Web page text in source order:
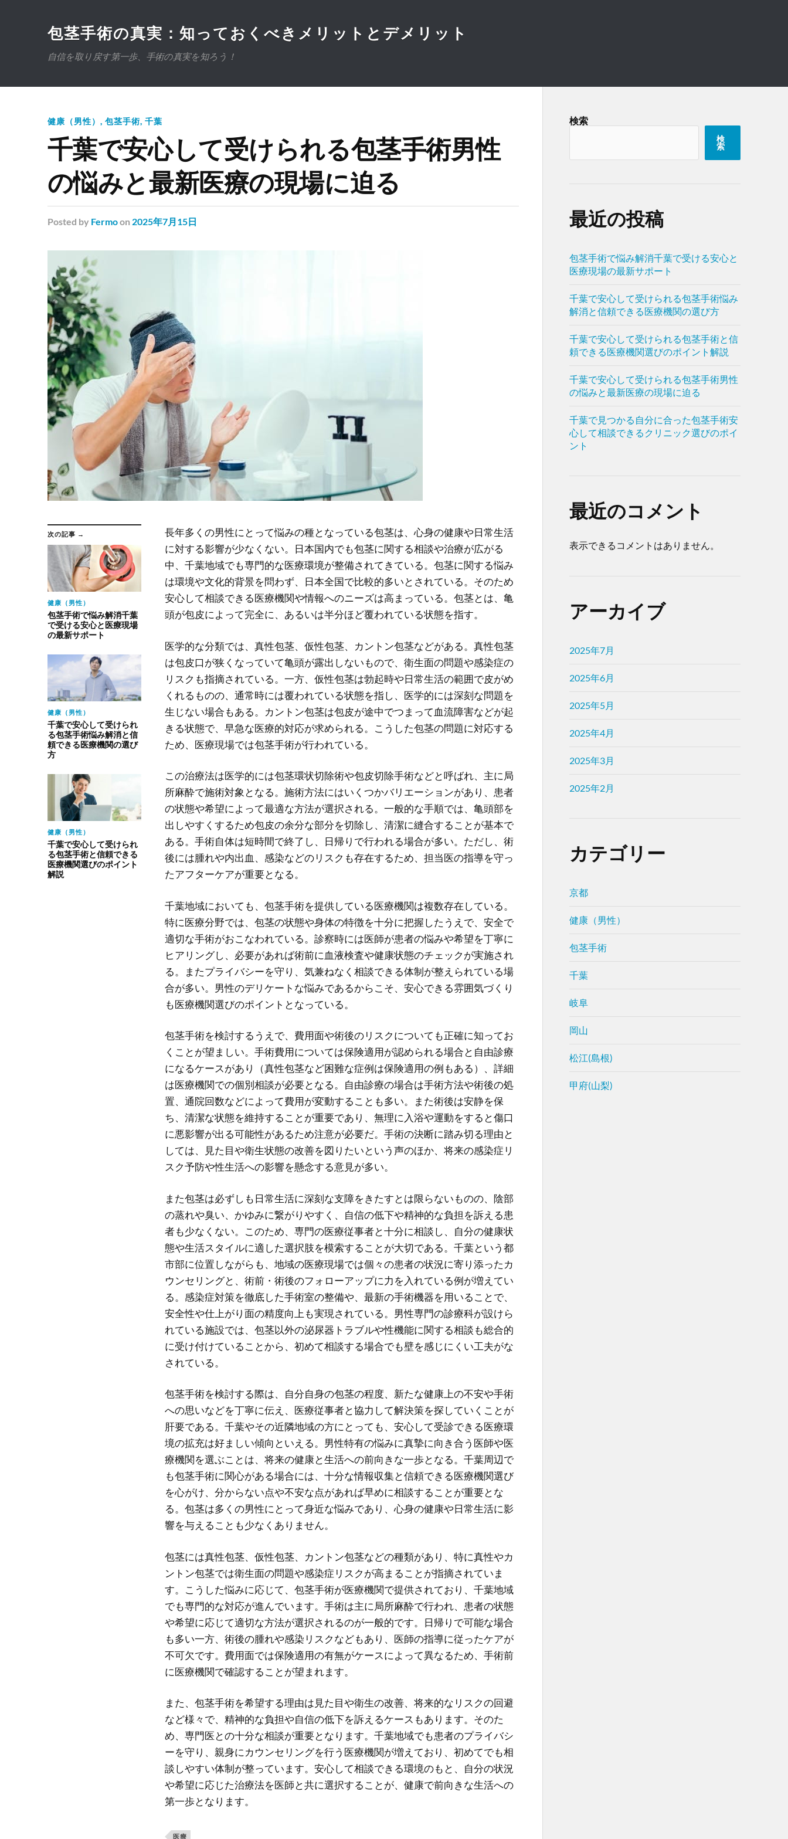
包茎手術の真実：知っておくべきメリットとデメリット
自信を取り戻す第一歩、手術の真実を知ろう！
健康（男性） , 包茎手術, 千葉
千葉で安心して受けられる包茎手術男性
の悩みと最新医療の現場に迫る
Posted by Fermoon 2025年7月15日
次の記事 →
健康（男性）
包茎手術で悩み解消千葉
で受ける安心と医療現場
の最新サポート
健康（男性）
千葉で安心して受けられ
る包茎手術悩み解消と信
頼できる医療機関の選び
方
健康（男性）
千葉で安心して受けられ
る包茎手術と信頼できる
医療機関選びのポイント
解説
長年多くの男性にとって悩みの種となっている包茎は、心身の健康や日常生活
に対する影響が少なくない。
日本国内でも包茎に関する相談や治療が広がる
中、千葉地域でも専門的な医療環境が整備されてきている。包茎に関する悩み
は環境や文化的背景を問わず、日本全国で比較的多いとされている。そのため
安心して相談できる医療機関や情報へのニーズは高まっている。包茎とは、亀
頭が包皮によって完全に、あるいは半分ほど覆われている状態を指す。
医学的な分類では、真性包茎、仮性包茎、カントン包茎などがある。真性包茎
は包皮口が狭くなっていて亀頭が露出しないもので、衛生面の問題や感染症の
リスクも指摘されている。一方、仮性包茎は勃起時や日常生活の範囲で皮がめ
くれるものの、通常時には覆われている状態を指し、医学的には深刻な問題を
生じない場合もある。カントン包茎は包皮が途中でつまって血流障害などが起
きる状態で、早急な医療的対応が求められる。こうした包茎の問題に対応する
ため、医療現場では包茎手術が行われている。
この治療法は医学的には包茎環状切除術や包皮切除手術などと呼ばれ、主に局
所麻酔で施術対象となる。施術方法にはいくつかバリエーションがあり、患者
の状態や希望によって最適な方法が選択される。一般的な手順では、亀頭部を
出しやすくするため包皮の余分な部分を切除し、清潔に縫合することが基本で
ある。手術自体は短時間で終了し、日帰りで行われる場合が多い。ただし、術
後には腫れや内出血、感染などのリスクも存在するため、担当医の指導を守っ
たアフターケアが重要となる。
千葉地域においても、包茎手術を提供している医療機関は複数存在している。
特に医療分野では、包茎の状態や身体の特徴を十分に把握したうえで、安全で
適切な手術がおこなわれている。診察時には医師が患者の悩みや希望を丁寧に
ヒアリングし、必要があれば術前に血液検査や健康状態のチェックが実施され
る。またプライバシーを守り、気兼ねなく相談できる体制が整えられている場
合が多い。男性のデリケートな悩みであるからこそ、安心できる雰囲気づくり
も医療機関選びのポイントとなっている。
包茎手術を検討するうえで、費用面や術後のリスクについても正確に知ってお
くことが望ましい。手術費用については保険適用が認められる場合と自由診療
になるケースがあり（真性包茎など困難な症例は保険適用の例もある）、詳細
は医療機関での個別相談が必要となる。自由診療の場合は手術方法や術後の処
置、通院回数などによって費用が変動することも多い。また術後は安静を保
ち、清潔な状態を維持することが重要であり、無理に入浴や運動をすると傷口
に悪影響が出る可能性があるため注意が必要だ。手術の決断に踏み切る理由と
しては、見た目や衛生状態の改善を図りたいという声のほか、将来の感染症リ
スク予防や性生活への影響を懸念する意見が多い。
また包茎は必ずしも日常生活に深刻な支障をきたすとは限らないものの、陰部
の蒸れや臭い、かゆみに繋がりやすく、自信の低下や精神的な負担を訴える患
者も少なくない。このため、専門の医療従事者と十分に相談し、自分の健康状
態や生活スタイルに適した選択肢を模索することが大切である。千葉という都
市部に位置しながらも、地域の医療現場では個々の患者の状況に寄り添ったカ
ウンセリングと、術前・術後のフォローアップに力を入れている例が増えてい
る。感染症対策を徹底した手術室の整備や、最新の手術機器を用いることで、
安全性や仕上がり面の精度向上も実現されている。男性専門の診療科が設けら
れている施設では、包茎以外の泌尿器トラブルや性機能に関する相談も総合的
に受け付けていることから、初めて相談する場合でも壁を感じにくい工夫がな
されている。
包茎手術を検討する際は、自分自身の包茎の程度、新たな健康上の不安や手術
への思いなどを丁寧に伝え、医療従事者と協力して解決策を探していくことが
肝要である。千葉やその近隣地域の方にとっても、安心して受診できる医療環
境の拡充は好ましい傾向といえる。男性特有の悩みに真摯に向き合う医師や医
療機関を選ぶことは、将来の健康と生活への前向きな一歩となる。千葉周辺で
も包茎手術に関心がある場合には、十分な情報収集と信頼できる医療機関選び
を心がけ、分からない点や不安な点があれば早めに相談することが重要とな
る。包茎は多くの男性にとって身近な悩みであり、心身の健康や日常生活に影
響を与えることも少なくありません。
包茎には真性包茎、仮性包茎、カントン包茎などの種類があり、特に真性やカ
ントン包茎では衛生面の問題や感染症リスクが高まることが指摘されていま
す。こうした悩みに応じて、包茎手術が医療機関で提供されており、千葉地域
でも専門的な対応が進んでいます。手術は主に局所麻酔で行われ、患者の状態
や希望に応じて適切な方法が選択されるのが一般的です。日帰りで可能な場合
も多い一方、術後の腫れや感染リスクなどもあり、医師の指導に従ったケアが
不可欠です。費用面では保険適用の有無がケースによって異なるため、手術前
に医療機関で確認することが望まれます。
また、包茎手術を希望する理由は見た目や衛生の改善、将来的なリスクの回避
など様々で、精神的な負担や自信の低下を訴えるケースもあります。そのた
め、専門医との十分な相談が重要となります。千葉地域でも患者のプライバシ
ーを守り、親身にカウンセリングを行う医療機関が増えており、初めてでも相
談しやすい体制が整っています。安心して相談できる環境のもと、自分の状況
や希望に応じた治療法を医師と共に選択することが、健康で前向きな生活への
第一歩となります。
医療
検索
検
索
最近の投稿
包茎手術で悩み解消千葉で受ける安心と
医療現場の最新サポート
千葉で安心して受けられる包茎手術悩み
解消と信頼できる医療機関の選び方
千葉で安心して受けられる包茎手術と信
頼できる医療機関選びのポイント解説
千葉で安心して受けられる包茎手術男性
の悩みと最新医療の現場に迫る
千葉で見つかる自分に合った包茎手術安
心して相談できるクリニック選びのポイ
ント
最近のコメント
表示できるコメントはありません。
アーカイブ
2025年7月
2025年6月
2025年5月
2025年4月
2025年3月
2025年2月
カテゴリー
京都
健康（男性）
包茎手術
千葉
岐阜
岡山
松江(島根)
甲府(山梨)